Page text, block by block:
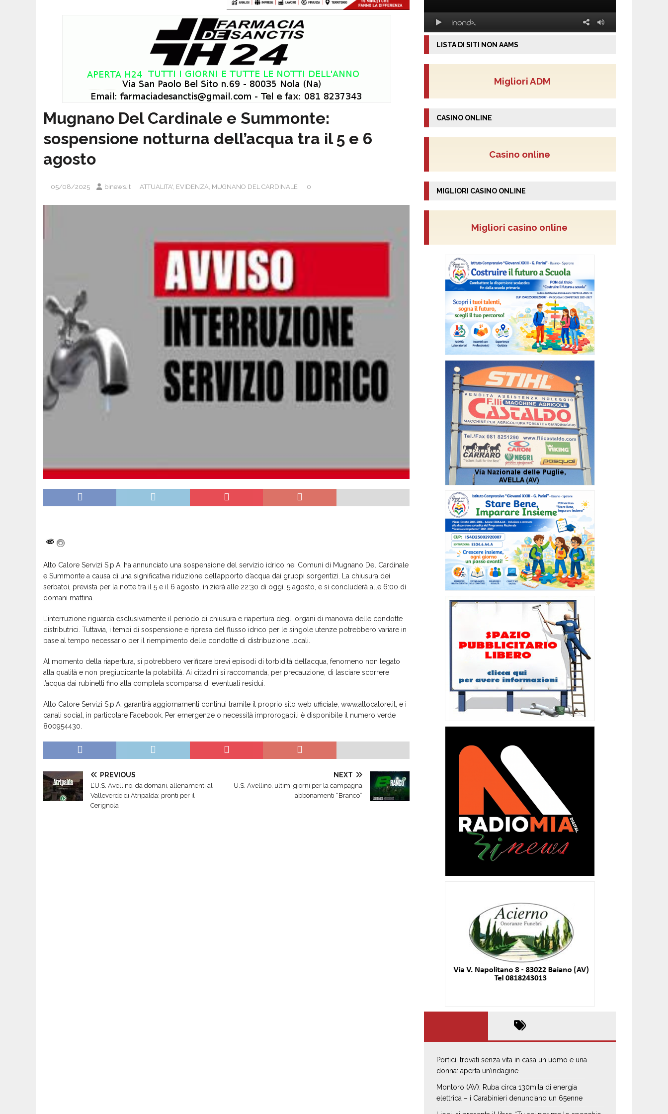
Mugnano Del Cardinale e Summonte:
sospensione notturna dell’acqua tra il 5 e 6
agosto
05/08/2025 binews.it ATTUALITA', EVIDENZA, MUGNANO DEL CARDINALE 0
Alto Calore Servizi S.p.A. ha annunciato una sospensione del servizio idrico nei Comuni di Mugnano Del Cardinale
e Summonte a causa di una significativa riduzione dell’apporto d’acqua dai gruppi sorgentizi. La chiusura dei
serbatoi, prevista per la notte tra il 5 e il 6 agosto, inizierà alle 22:30 di oggi, 5 agosto, e si concluderà alle 6:00 di
domani mattina.
L’interruzione riguarda esclusivamente il periodo di chiusura e riapertura degli organi di manovra delle condotte
distributrici. Tuttavia, i tempi di sospensione e ripresa del flusso idrico per le singole utenze potrebbero variare in
base al tempo necessario per il riempimento delle condotte di distribuzione locali.
Al momento della riapertura, si potrebbero verificare brevi episodi di torbidità dell’acqua, fenomeno non legato
alla qualità e non pregiudicante la potabilità. Ai cittadini si raccomanda, per precauzione, di lasciare scorrere
l’acqua dai rubinetti fino alla completa scomparsa di eventuali residui.
Alto Calore Servizi S.p.A. garantirà aggiornamenti continui tramite il proprio sito web ufficiale, www.altocalore.it, e i
canali social, in particolare Facebook. Per emergenze o necessità improrogabili è disponibile il numero verde
800954430.
PREVIOUS
L’U.S. Avellino, da domani, allenamenti al
Valleverde di Atripalda: pronti per il
Cerignola
NEXT
U.S. Avellino, ultimi giorni per la campagna
abbonamenti “Branco”
LISTA DI SITI NON AAMS
Migliori ADM
CASINO ONLINE
Casino online
MIGLIORI CASINO ONLINE
Migliori casino online
Portici, trovati senza vita in casa un uomo e una
donna: aperta un’indagine
Montoro (AV): Ruba circa 130mila di energia
elettrica – i Carabinieri denunciano un 65enne